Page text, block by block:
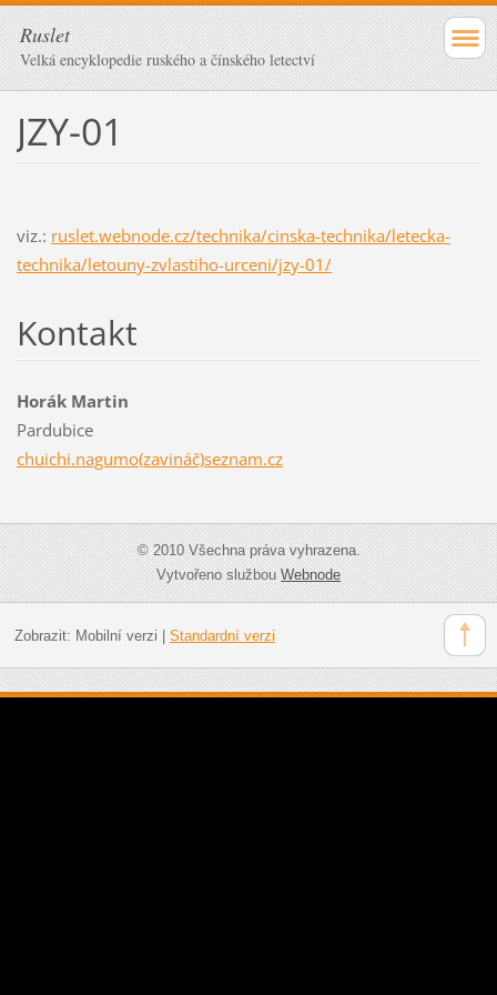
Ruslet
Velká encyklopedie ruského a čínského letectví
JZY-01
viz.: ruslet.webnode.cz/technika/cinska-technika/letecka-
technika/letouny-zvlastiho-urceni/jzy-01/
Kontakt
Horák Martin
Pardubice
chuichi.nagumo(zavináč)seznam.cz
© 2010 Všechna práva vyhrazena.
Vytvořeno službouWebnode
Zobrazit: Mobilní verzi Standardní verzi